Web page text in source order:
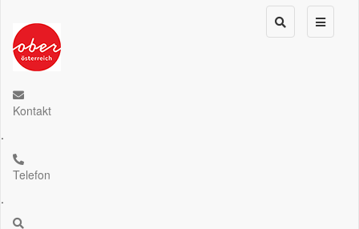
Kontakt
.
Telefon
.